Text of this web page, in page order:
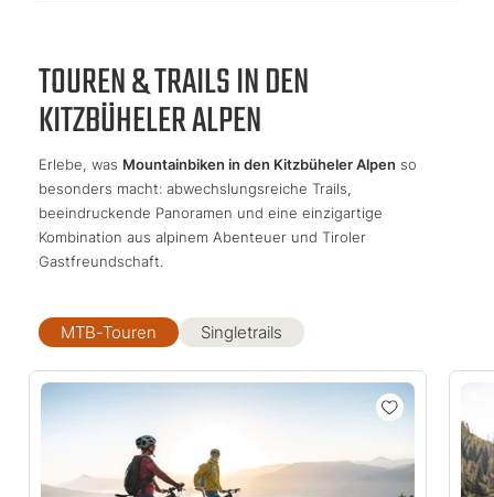
TOUREN & TRAILS IN DEN
KITZBÜHELER ALPEN
Erlebe, was Mountainbiken in den Kitzbüheler Alpen so
besonders macht: abwechslungsreiche Trails,
beeindruckende Panoramen und eine einzigartige
Kombination aus alpinem Abenteuer und Tiroler
Gastfreundschaft.
MTB-Touren Singletrails